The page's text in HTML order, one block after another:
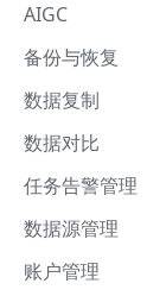
AIGC
备份与恢复
数据复制
数据对比
任务告警管理
数据源管理
账户管理